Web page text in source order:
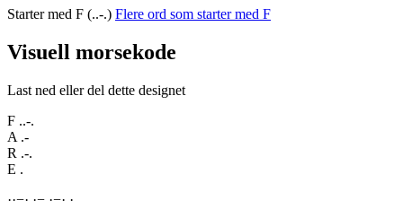
Starter med F (..-.) Flere ord som starter med F
Visuell morsekode
Last ned eller del dette designet
F ..-.
A .-
R .-.
E .
··−· ·− ·−· ·